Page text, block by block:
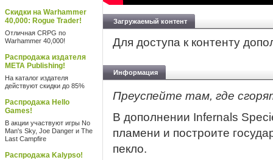
Скидки на Warhammer
40,000: Rogue Trader!
Отличная CRPG по
Warhammer 40,000!
Распродажа издателя
META Publishing!
На каталог издателя
действуют скидки до 85%
Распродажа Hello
Games!
В акции участвуют игры No
Man's Sky, Joe Danger и The
Last Campfire
Распродажа Kalypso!
Загружаемый контент
Для доступа к контенту
Информация
Преуспейте там, где
В дополнении Infernals
пламени и построите
пекло.